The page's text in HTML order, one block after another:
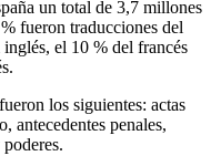
un total de 3,7 millones
fueron traducciones del
el 10 % del francés
los siguientes: actas
antecedentes penales,